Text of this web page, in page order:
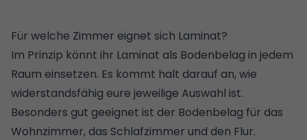
Für welche Zimmer eignet sich Laminat?
Im Prinzip könnt ihr Laminat als Bodenbelag in jedem
Raum einsetzen. Es kommt halt darauf an, wie
widerstandsfähig eure jeweilige Auswahl ist.
Besonders gut geeignet ist der Bodenbelag für das
Wohnzimmer, das Schlafzimmer und den Flur.